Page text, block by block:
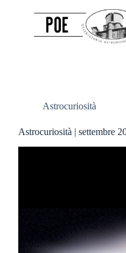
Astrocuriosità
Astrocuriosità | settembre